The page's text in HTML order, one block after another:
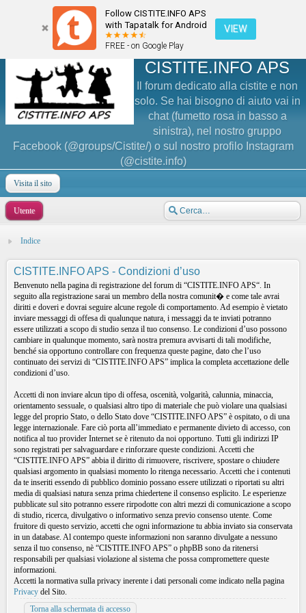
Follow CISTITE.INFO APS
with Tapatalk for Android
FREE - on Google Play
VIEW
CISTITE.INFO APS
Il forum dedicato alla cistite e non
solo. Se hai bisogno di aiuto vai in
chat (fumetto rosa in basso a
sinistra), nel nostro gruppo
Facebook (@groups/Cistite/) o sul nostro profilo Instagram
(@cistite.info)
Visita il sito
Utente
Indice
CISTITE.INFO APS - Condizioni d’uso
Benvenuto nella pagina di registrazione del forum di “CISTITE.INFO APS“. In
seguito alla registrazione sarai un membro della nostra comunit� e come tale avrai
diritti e doveri e dovrai seguire alcune regole di comportamento. Ad esempio è vietato
inviare messaggi di offesa di qualunque natura, i messaggi da te inviati potranno
essere utilizzati a scopo di studio senza il tuo consenso. Le condizioni d’uso possono
cambiare in qualunque momento, sarà nostra premura avvisarti di tali modifiche,
benché sia opportuno controllare con frequenza queste pagine, dato che l’uso
continuato dei servizi di “CISTITE.INFO APS” implica la completa accettazione delle
condizioni d’uso.
Accetti di non inviare alcun tipo di offesa, oscenità, volgarità, calunnia, minaccia,
orientamento sessuale, o qualsiasi altro tipo di materiale che può violare una qualsiasi
legge del proprio Stato, o dello Stato dove “CISTITE.INFO APS” è ospitato, o di una
legge internazionale. Fare ciò porta all’immediato e permanente divieto di accesso, con
notifica al tuo provider Internet se è ritenuto da noi opportuno. Tutti gli indirizzi IP
sono registrati per salvaguardare e rinforzare queste condizioni. Accetti che
“CISTITE.INFO APS” abbia il diritto di rimuovere, riscrivere, spostare o chiudere
qualsiasi argomento in qualsiasi momento lo ritenga necessario. Accetti che i contenuti
da te inseriti essendo di pubblico dominio possano essere utilizzati o riportati su altri
media di qualsiasi natura senza prima chiedertene il consenso esplicito. Le esperienze
pubblicate sul sito potranno essere rirpodotte con altri mezzi di comunicazione a scopo
di studio, ricerca, divulgativo o informativo senza previo consenso utente. Come
fruitore di questo servizio, accetti che ogni informazione tu abbia inviato sia conservata
in un database. Al contempo queste informazioni non saranno divulgate a nessuno
senza il tuo consenso, nè “CISTITE.INFO APS” o phpBB sono da ritenersi
responsabili per qualsiasi violazione al sistema che possa compromettere queste
informazioni.
Accetti la normativa sulla privacy inerente i dati personali come indicato nella pagina
Privacy del Sito.
Torna alla schermata di accesso